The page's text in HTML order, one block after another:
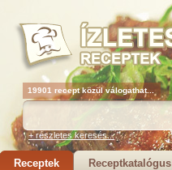
19901 recept közül válogathat...
+ részletes keresés...
Receptek Receptkatalógus